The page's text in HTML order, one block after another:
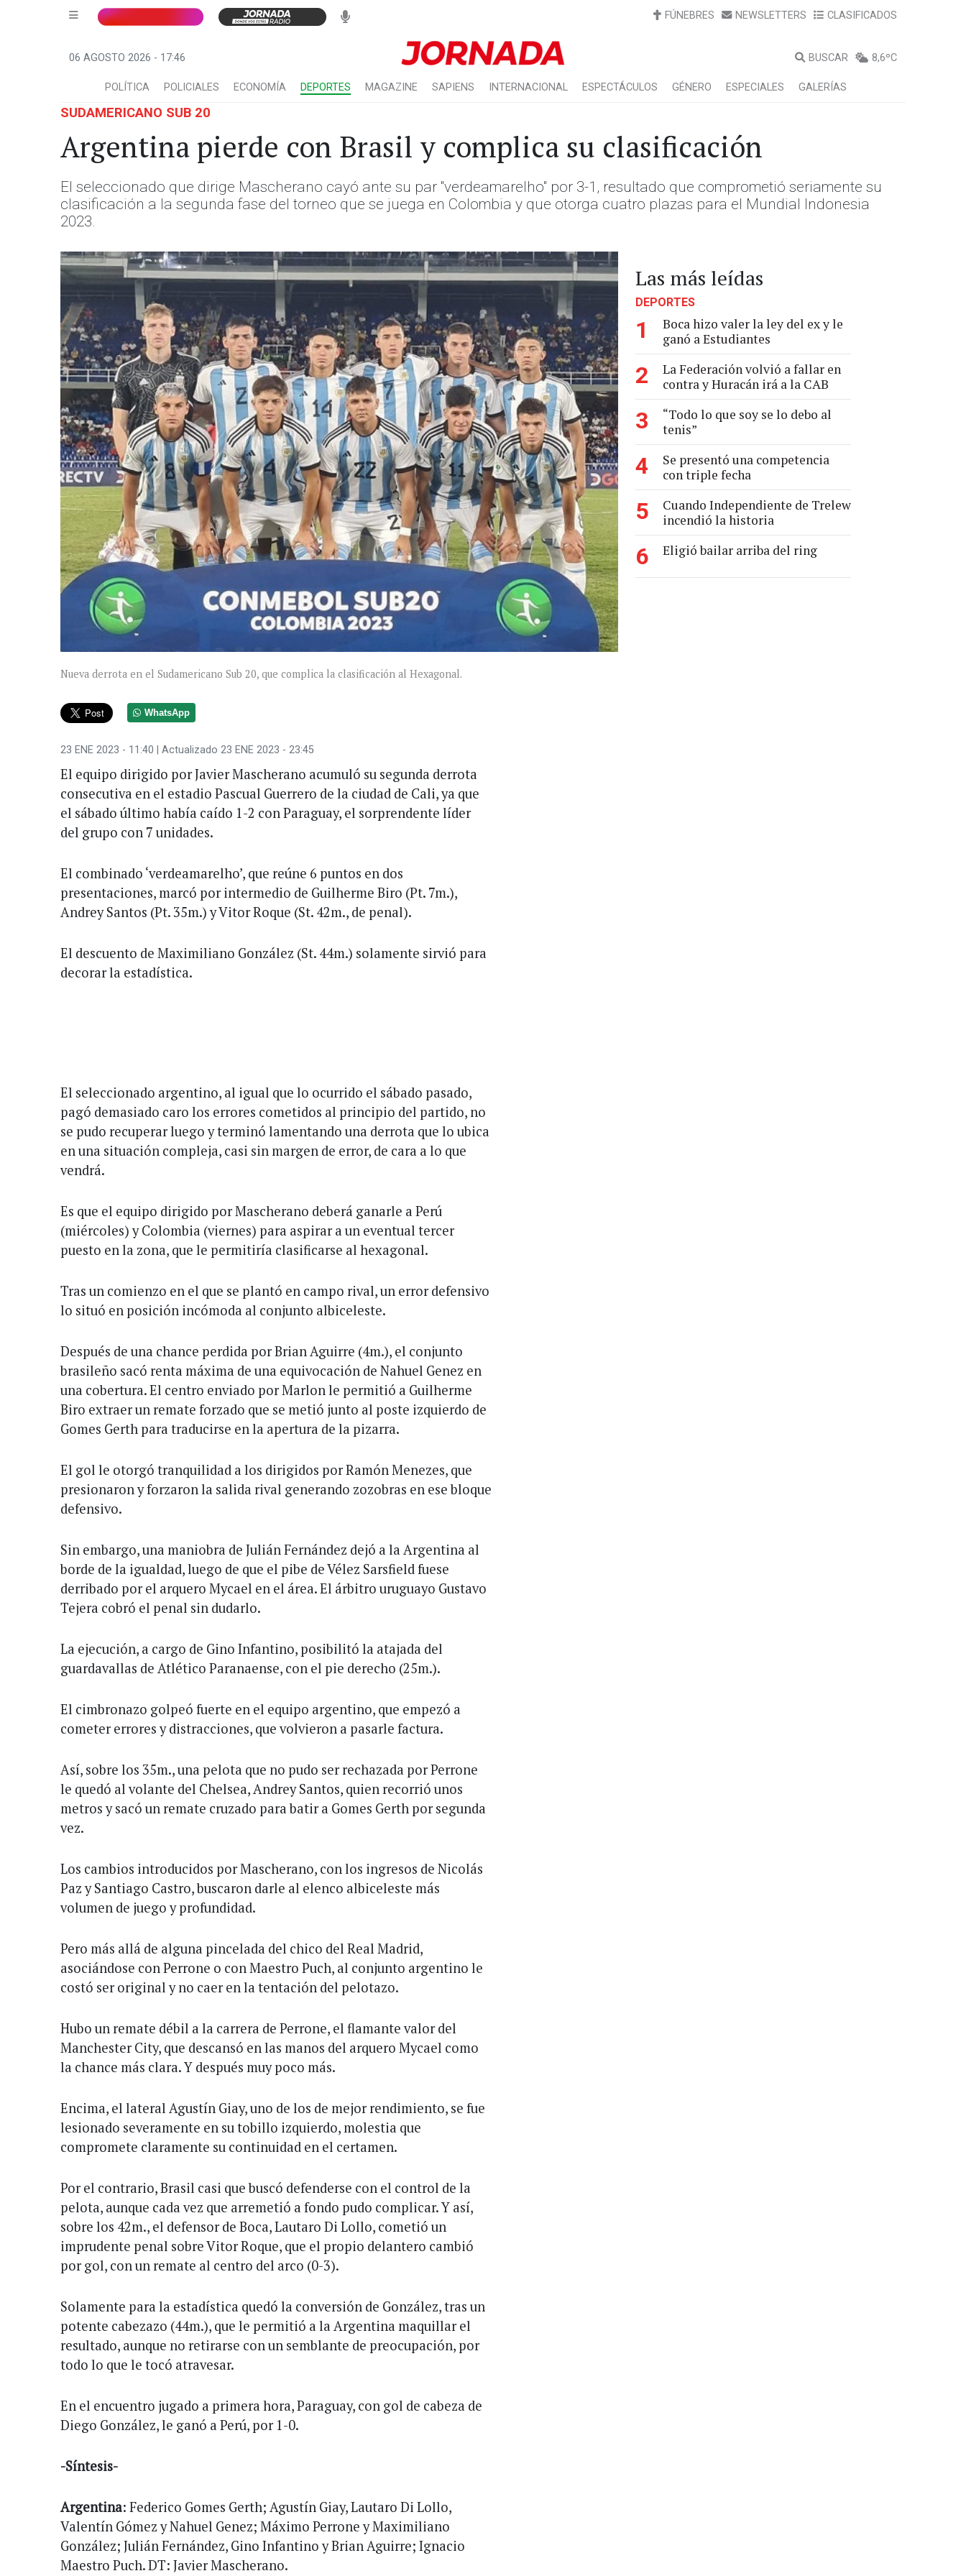
FÚNEBRES NEWSLETTERS CLASIFICADOS
06 AGOSTO 2026 - 17:46 BUSCAR 8,6ºC
POLÍTICA POLICIALES ECONOMÍA DEPORTES MAGAZINE SAPIENS INTERNACIONAL ESPECTÁCULOS GÉNERO ESPECIALES GALERÍAS
SUDAMERICANO SUB 20
Argentina pierde con Brasil y complica su clasificación
El seleccionado que dirige Mascherano cayó ante su par "verdeamarelho" por 3-1, resultado que comprometió seriamente su
clasificación a la segunda fase del torneo que se juega en Colombia y que otorga cuatro plazas para el Mundial Indonesia
2023.
Nueva derrota en el Sudamericano Sub 20, que complica la clasificación al Hexagonal.
WhatsApp
23 ENE 2023 - 11:40 | Actualizado 23 ENE 2023 - 23:45
El equipo dirigido por Javier Mascherano acumuló su segunda derrota
consecutiva en el estadio Pascual Guerrero de la ciudad de Cali, ya que
el sábado último había caído 1-2 con Paraguay, el sorprendente líder
del grupo con 7 unidades.
El combinado ‘verdeamarelho’, que reúne 6 puntos en dos
presentaciones, marcó por intermedio de Guilherme Biro (Pt. 7m.),
Andrey Santos (Pt. 35m.) y Vitor Roque (St. 42m., de penal).
El descuento de Maximiliano González (St. 44m.) solamente sirvió para
decorar la estadística.
El seleccionado argentino, al igual que lo ocurrido el sábado pasado,
pagó demasiado caro los errores cometidos al principio del partido, no
se pudo recuperar luego y terminó lamentando una derrota que lo ubica
en una situación compleja, casi sin margen de error, de cara a lo que
vendrá.
Es que el equipo dirigido por Mascherano deberá ganarle a Perú
(miércoles) y Colombia (viernes) para aspirar a un eventual tercer
puesto en la zona, que le permitiría clasificarse al hexagonal.
Tras un comienzo en el que se plantó en campo rival, un error defensivo
lo situó en posición incómoda al conjunto albiceleste.
Después de una chance perdida por Brian Aguirre (4m.), el conjunto
brasileño sacó renta máxima de una equivocación de Nahuel Genez en
una cobertura. El centro enviado por Marlon le permitió a Guilherme
Biro extraer un remate forzado que se metió junto al poste izquierdo de
Gomes Gerth para traducirse en la apertura de la pizarra.
El gol le otorgó tranquilidad a los dirigidos por Ramón Menezes, que
presionaron y forzaron la salida rival generando zozobras en ese bloque
defensivo.
Sin embargo, una maniobra de Julián Fernández dejó a la Argentina al
borde de la igualdad, luego de que el pibe de Vélez Sarsfield fuese
derribado por el arquero Mycael en el área. El árbitro uruguayo Gustavo
Tejera cobró el penal sin dudarlo.
La ejecución, a cargo de Gino Infantino, posibilitó la atajada del
guardavallas de Atlético Paranaense, con el pie derecho (25m.).
El cimbronazo golpeó fuerte en el equipo argentino, que empezó a
cometer errores y distracciones, que volvieron a pasarle factura.
Así, sobre los 35m., una pelota que no pudo ser rechazada por Perrone
le quedó al volante del Chelsea, Andrey Santos, quien recorrió unos
metros y sacó un remate cruzado para batir a Gomes Gerth por segunda
vez.
Los cambios introducidos por Mascherano, con los ingresos de Nicolás
Paz y Santiago Castro, buscaron darle al elenco albiceleste más
volumen de juego y profundidad.
Pero más allá de alguna pincelada del chico del Real Madrid,
asociándose con Perrone o con Maestro Puch, al conjunto argentino le
costó ser original y no caer en la tentación del pelotazo.
Hubo un remate débil a la carrera de Perrone, el flamante valor del
Manchester City, que descansó en las manos del arquero Mycael como
la chance más clara. Y después muy poco más.
Encima, el lateral Agustín Giay, uno de los de mejor rendimiento, se fue
lesionado severamente en su tobillo izquierdo, molestia que
compromete claramente su continuidad en el certamen.
Por el contrario, Brasil casi que buscó defenderse con el control de la
pelota, aunque cada vez que arremetió a fondo pudo complicar. Y así,
sobre los 42m., el defensor de Boca, Lautaro Di Lollo, cometió un
imprudente penal sobre Vitor Roque, que el propio delantero cambió
por gol, con un remate al centro del arco (0-3).
Solamente para la estadística quedó la conversión de González, tras un
potente cabezazo (44m.), que le permitió a la Argentina maquillar el
resultado, aunque no retirarse con un semblante de preocupación, por
todo lo que le tocó atravesar.
En el encuentro jugado a primera hora, Paraguay, con gol de cabeza de
Diego González, le ganó a Perú, por 1-0.
-Síntesis-
Argentina: Federico Gomes Gerth; Agustín Giay, Lautaro Di Lollo,
Valentín Gómez y Nahuel Genez; Máximo Perrone y Maximiliano
González; Julián Fernández, Gino Infantino y Brian Aguirre; Ignacio
Maestro Puch. DT: Javier Mascherano.
Las más leídas
DEPORTES
1
Boca hizo valer la ley del ex y le
ganó a Estudiantes
2
La Federación volvió a fallar en
contra y Huracán irá a la CAB
3
“Todo lo que soy se lo debo al
tenis”
4
Se presentó una competencia
con triple fecha
5
Cuando Independiente de Trelew
incendió la historia
6 Eligió bailar arriba del ring